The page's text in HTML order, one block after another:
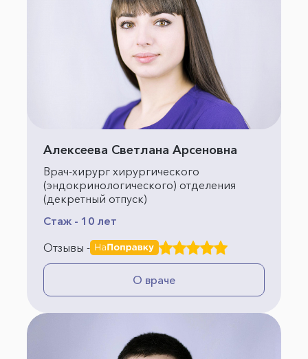
Алексеева Светлана Арсеновна
Врач-хирург хирургического
(эндокринологического) отделения
(декретный отпуск)
Стаж - 10 лет
Отзывы -
О враче